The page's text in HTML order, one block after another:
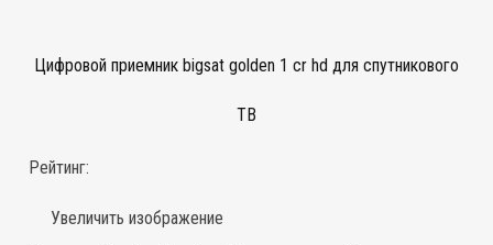
Цифровой приемник bigsat golden 1 cr hd для спутникового
ТВ
Рейтинг:
Увеличить изображение